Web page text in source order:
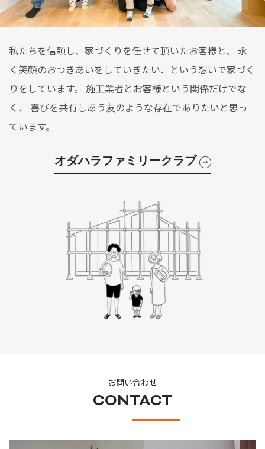
私たちを信頼し、家づくりを任せて頂いたお客様と、 永
く笑顔のおつきあいをしていきたい、という想いで家づく
りをしています。 施工業者とお客様という関係だけでな
く、 喜びを共有しあう友のような存在でありたいと思っ
ています。
オダハラファミリークラブ
お問い合わせ
CONTACT